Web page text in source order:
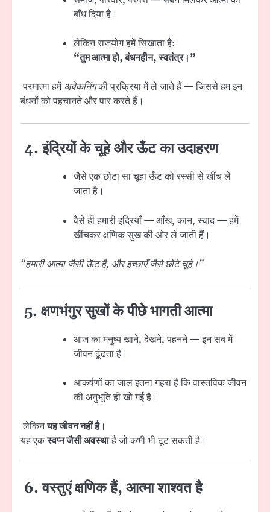
बाँध दिया है।
लेकिन राजयोग हमें सिखाता है:
“तुम आत्मा हो, बंधनहीन, स्वतंत्र।”
परमात्मा हमेंअवेकनिंगकी प्रक्रिया में ले जाते हैं — जिससे हम इन
बंधनों को पहचानते और पार करते हैं।
4. इंद्रियों के चूहे और ऊँट का उदाहरण
जैसे एक छोटा सा चूहा ऊँट को रस्सी से खींच ले
जाता है।
वैसे ही हमारी इंद्रियाँ — आँख, कान, स्वाद — हमें
खींचकर क्षणिक सुख की ओर ले जाती हैं।
“हमारी आत्मा जैसी ऊँट है, और इच्छाएँ जैसे छोटे चूहे।”
5. क्षणभंगुर सुखों के पीछे भागती आत्मा
आज का मनुष्य खाने, देखने, पहनने — इन सब में
जीवन ढूंढता है।
आकर्षणों का जाल इतना गहरा है कि वास्तविक जीवन
की अनुभूति ही खो गई है।
लेकिनयह जीवन नहीं है।
यह एकस्वप्न जैसी अवस्थाहै जो कभी भी टूट सकती है।
6. वस्तुएं क्षणिक हैं, आत्मा शाश्वत है